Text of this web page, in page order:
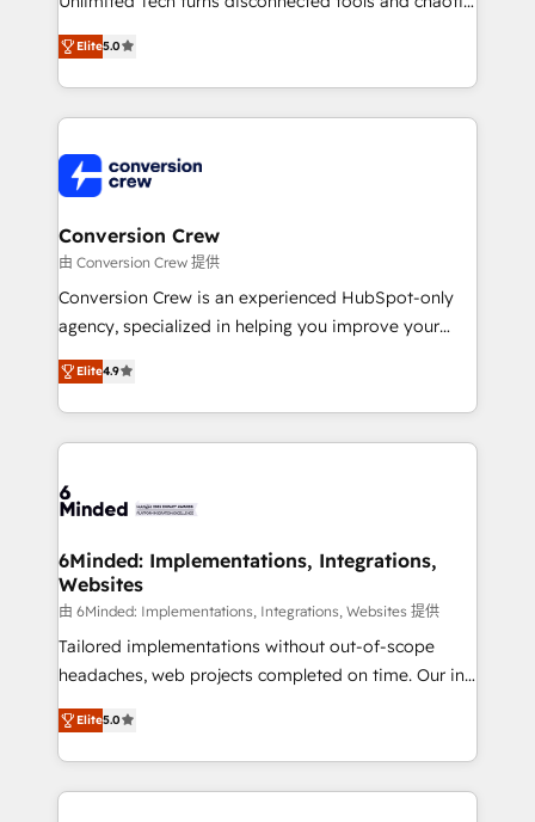
relationships. Your success is our success, and we’re
all in this together! From startup to enterprise, we’ll
what matters most: growing your business and
wowing your customers. Let’s make HubSpot work
processes into a seamless, high-performing revenue
engine. We combine RevOps strategy with deep
technical execution to help teams scale faster—with
cleaner data, smarter automation, and more
Implementation & Migration · Native & Custom
Integrations · Custom Development · CPQ & FSM ·
Reporting & Analytics · GTM Architecture · Sales &
Marketing Enablement If you’re ready to elevate
HubSpot from “just your CRM” to your growth
infrastructure—let’s talk.
Elite5.0
Conversion Crew
由 Conversion Crew 提供
Conversion Crew is an experienced HubSpot-only
agency, specialized in helping you improve your
online processes. This means we help you with: -
Implementing HubSpot (CRM, Marketing, Sales,
Service and Operations) - Developing fast, good-
looking websites in the HubSpot CMS - Building
systems you use You need a clear method to reach
current processes together, from which we create a
focused action plan. By implementing these steps in
your day-to-day business, you will start to see
results fast. This creates space for growth! Want to
know how we can help? Contact us to set up a
Elite4.9
6Minded: Implementations, Integrations,
Websites
由 6Minded: Implementations, Integrations, Websites 提供
Tailored implementations without out-of-scope
headaches, web projects completed on time. Our in-
house team of certified CRM architects, experts,
developers, designers, and marketers handles all
aspects of your HubSpot. ✨ 400+ global clients ✨
100+ seamless migrations from 15+ different CRMs
Elite5.0